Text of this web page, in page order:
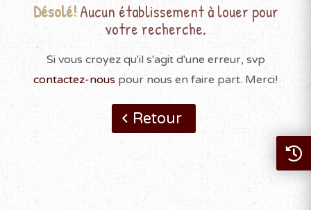
Désolé!Aucun établissement à louer pour
votre recherche.
Si vous croyez qu'il s'agit d'une erreur, svp
contactez-nous pour nous en faire part. Merci!
Retour